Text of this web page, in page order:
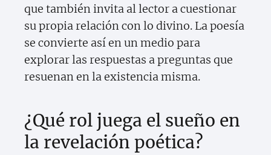
que también invita al lector a cuestionar
su propia relación con lo divino. La poesía
se convierte así en un medio para
explorar las respuestas a preguntas que
resuenan en la existencia misma.
¿Qué rol juega el sueño en
la revelación poética?